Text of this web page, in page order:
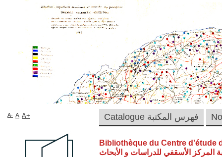
Bibliothèque du Centre d'étude
المركز الأسقفي للدراسات و الأبحاث
Catalogue فهرس المكتبة A- A A+